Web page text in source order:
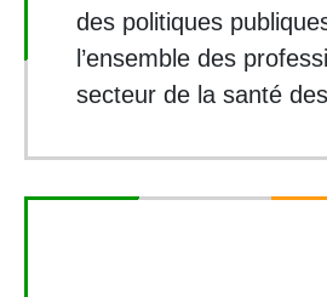
des politiques
l’ensemble des
secteur de la santé